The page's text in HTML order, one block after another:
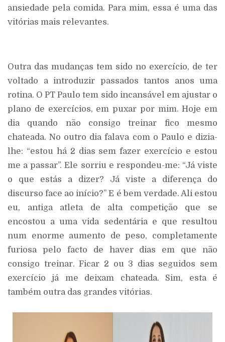
ansiedade pela comida. Para mim, essa é uma das
vitórias mais relevantes.
Outra das mudanças tem sido no exercício, de ter
voltado a introduzir passados tantos anos uma
rotina. O PT Paulo tem sido incansável em ajustar o
plano de exercícios, em puxar por mim. Hoje em
dia quando não consigo treinar fico mesmo
chateada. No outro dia falava com o Paulo e dizia-
lhe: “estou há 2 dias sem fazer exercício e estou
me a passar”. Ele sorriu e respondeu-me: “Já viste
o que estás a dizer? Já viste a diferença do
discurso face ao início?” E é bem verdade. Ali estou
eu, antiga atleta de alta competição que se
encostou a uma vida sedentária e que resultou
num enorme aumento de peso, completamente
furiosa pelo facto de haver dias em que não
consigo treinar. Ficar 2 ou 3 dias seguidos sem
exercício já me deixam chateada. Sim, esta é
também outra das grandes vitórias.